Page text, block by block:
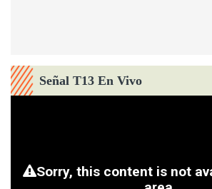
Señal T13 En Vivo